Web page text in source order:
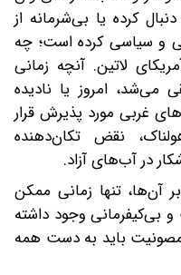
کرده یا بی‌شرمانه از
و سیاسی کرده است؛ چه
لاتین. آنچه زمانی
می‌شد، امروز یا نادیده
غربی مورد پذیرش قرار
نقض تکان‌دهنده
در آب‌های آزاد.
آن‌ها، تنها زمانی ممکن
وجود داشته
باید به دست همه